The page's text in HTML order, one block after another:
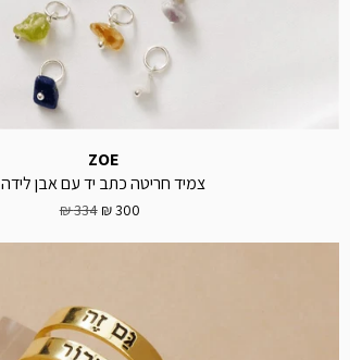
ZOE
צמיד חריטה כתב יד עם אבן לידה
300 ₪
334 ₪